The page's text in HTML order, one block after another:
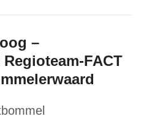
–
FACT